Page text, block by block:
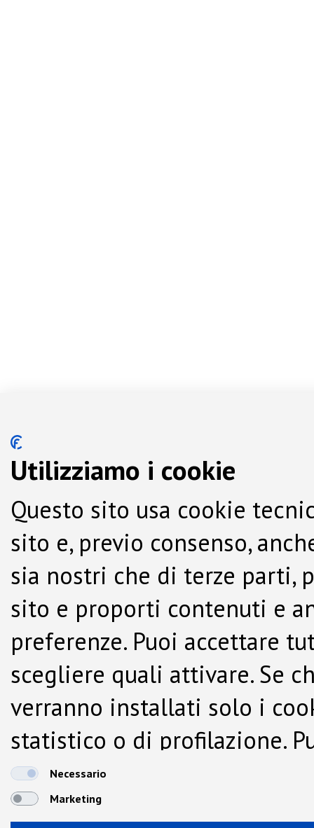
Utilizziamo i cookie
Questo sito usa cookie
sito e, previo consenso,
sia nostri che di terze parti,
sito e proporti contenuti e
preferenze. Puoi accettare
scegliere quali attivare. Se
verranno installati solo i
statistico o di profilazione.
dalla Cookie Policy.
Necessario
Marketing